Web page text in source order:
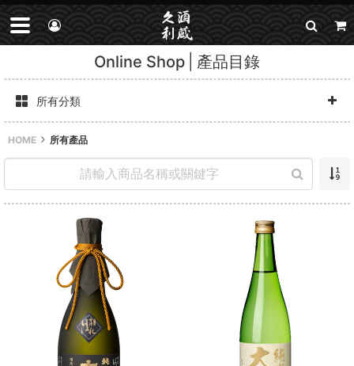
Online Shop 產品目錄
所有分類
HOME 所有產品